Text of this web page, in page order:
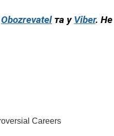
Obozrevatelта у Viber. Не